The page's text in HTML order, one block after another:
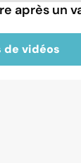
après un
de vidéos